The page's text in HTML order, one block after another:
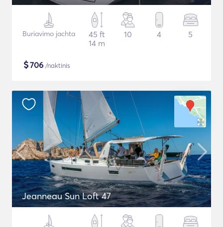
Buriavimo jachta
45 ft
14 m
10 4 5
$706 /naktinis
Jeanneau Sun Loft 47